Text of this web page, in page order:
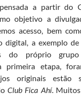
a partir do
objetivo a
acesso, bem
digital, a exemplo
do próprio
primeira etapa,
originais estão
Club Fica Ahí.